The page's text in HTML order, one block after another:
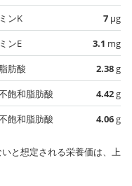
ンK
7 µg
ンE
3.1 mg
肪酸
2.38g
飽和脂肪酸
4.42g
飽和脂肪酸
4.06g
と想定される栄養価は、上